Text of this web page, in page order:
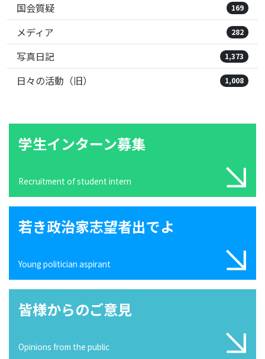
国会質疑 169
メディア 282
写真日記 1,373
日々の活動（旧） 1,008
学生インターン募集
Recruitment of student intern
若き政治家志望者出でよ
Young politician aspirant
皆様からのご意見
Opinions from the public